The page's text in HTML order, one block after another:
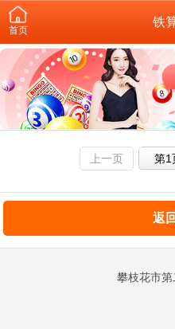
首页
铁
上一页 第1
返
攀枝花市